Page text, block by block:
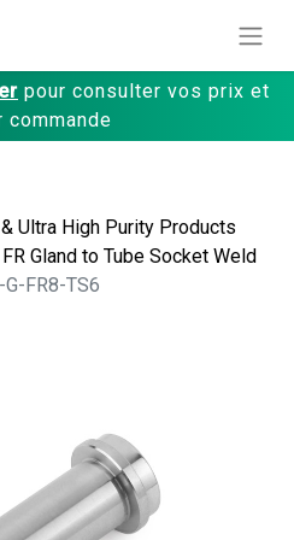
pour consulter vos prix et
commande
Ultra High Purity Products
FR Gland to Tube Socket Weld
FR8-TS6